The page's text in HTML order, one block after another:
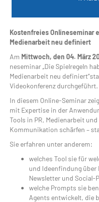
Kostenfreies Onlineseminar
Medienarbeit neu definiert
Am Mittwoch, den 04. März
neseminar „Die Spielregeln
Medienarbeit neu
Videokonferenz durchgeführt.
In diesem Online-Seminar
mit Expertise in der
Tools in PR, Medienarbeit
Kommunikation schärfen –
Sie erfahren unter anderem:
welches Tool sie für
und Ideenfindung
Newsletter und Social-
welche Prompts sie
Agents entwickelt, die